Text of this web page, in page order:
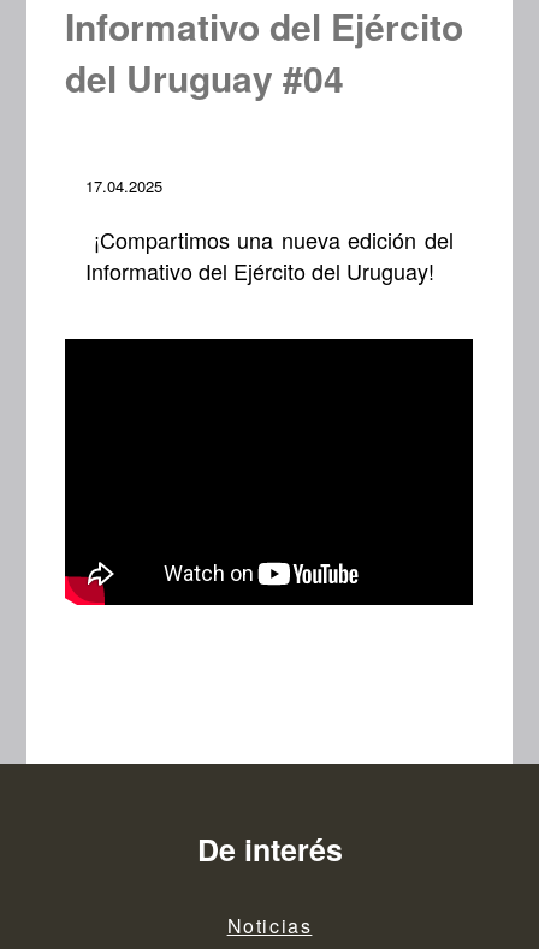
Informativo del Ejército
del Uruguay #04
17.04.2025
¡Compartimos una nueva edición del
Informativo del Ejército del Uruguay!
De interés
Noticias